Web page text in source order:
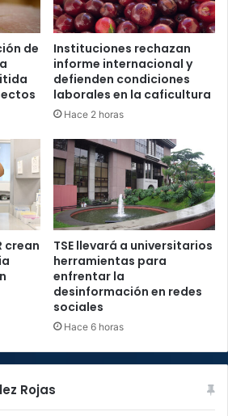
de
Instituciones rechazan
informe internacional y
defienden condiciones
laborales en la caficultura
Hace 2 horas
crean
TSE llevará a universitarios
herramientas para
enfrentar la
desinformación en redes
sociales
Hace 6 horas
Rojas